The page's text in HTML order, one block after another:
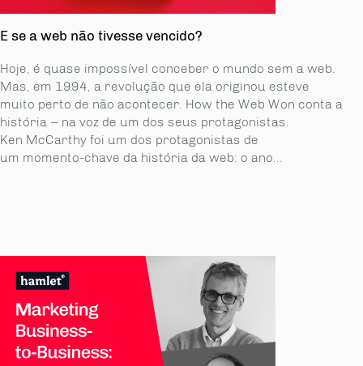
E se a web não tivesse vencido?
Hoje, é quase impossível conceber o mundo sem a web.
Mas, em 1994, a revolução que ela originou esteve
muito perto de não acontecer. How the Web Won conta a
história – na voz de um dos seus protagonistas.
Ken McCarthy foi um dos protagonistas de
um momento-chave da história da web: o ano...